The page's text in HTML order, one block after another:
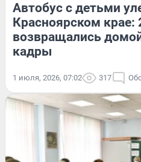
Автобус с детьми
Красноярском крае:
возвращались
кадры
1 июля, 2026, 07:02 317